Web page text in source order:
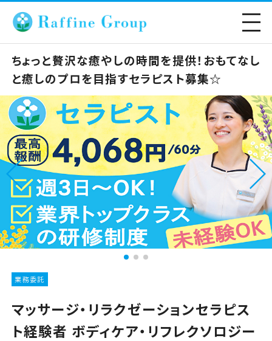
ちょっと贅沢な癒やしの時間を提供！おもてなし
と癒しのプロを目指すセラピスト募集☆
業務委託
マッサージ・リラクゼーションセラピス
ト経験者 ボディケア・リフレクソロジー